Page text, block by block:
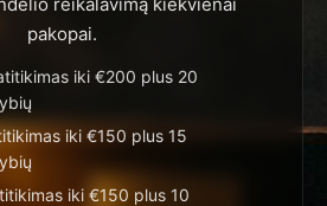
pakopai.
iki €200 plus 20
iki €150 plus 15
iki €150 plus 10